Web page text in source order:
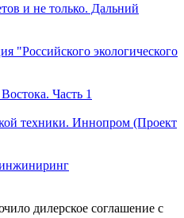
и не только. Дальний
"Российского экологического
Часть 1
техники. Иннопром (Проект
дилерское соглашение с